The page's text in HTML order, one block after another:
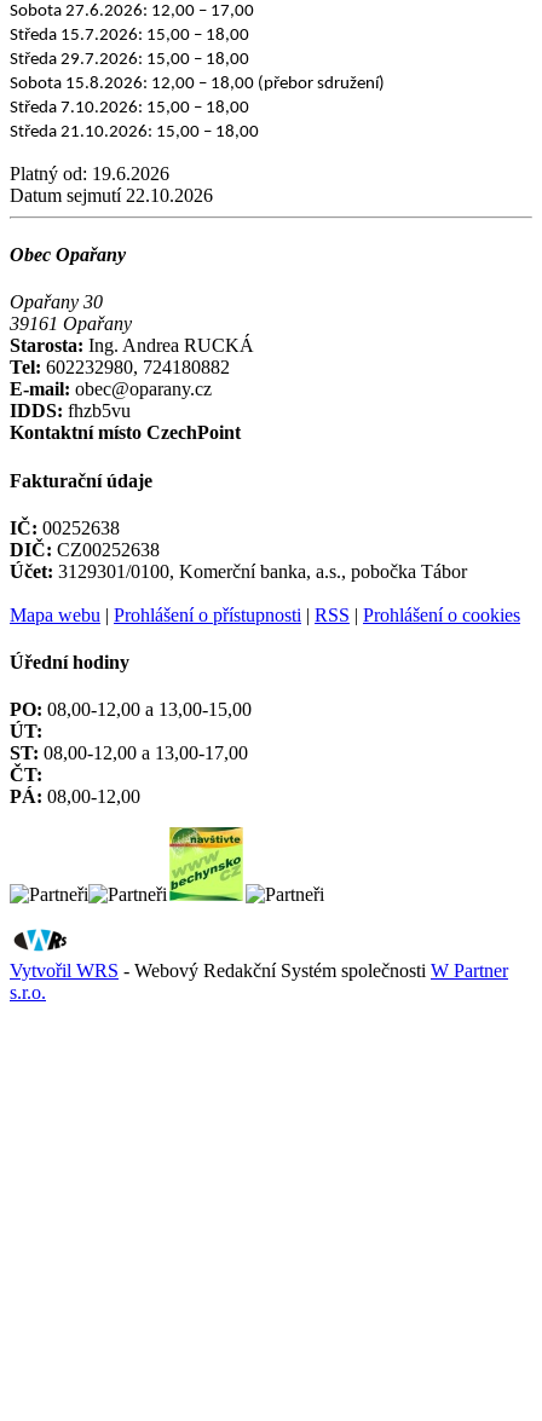
Sobota 27.6.2026: 12,00 – 17,00
Středa 15.7.2026: 15,00 – 18,00
Středa 29.7.2026: 15,00 – 18,00
Sobota 15.8.2026: 12,00 – 18,00 (přebor sdružení)
Středa 7.10.2026: 15,00 – 18,00
Středa 21.10.2026: 15,00 – 18,00
Platný od: 19.6.2026
Datum sejmutí22.10.2026
Obec Opařany
Opařany 30
39161 Opařany
Starosta: Ing. Andrea RUCKÁ
Tel: 602232980, 724180882
E-mail: obec@oparany.cz
IDDS: fhzb5vu
Kontaktní místo CzechPoint
Fakturační údaje
IČ: 00252638
DIČ: CZ00252638
Účet: 3129301/0100, Komerční banka, a.s., pobočka Tábor
Mapa webu | Prohlášení o přístupnosti | RSS | Prohlášení o cookies
Úřední hodiny
PO: 08,00-12,00 a 13,00-15,00
ÚT:
ST: 08,00-12,00 a 13,00-17,00
ČT:
PÁ: 08,00-12,00
Vytvořil WRS - Webový Redakční Systém společnosti W Partner
s.r.o.